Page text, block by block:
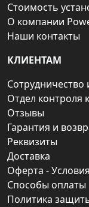
Стоимость
О компании
Наши контакты
КЛИЕНТАМ
Сотрудничество
Отдел контроля
Отзывы
Гарантия и
Реквизиты
Доставка
Оферта -
Способы оплаты
Политика